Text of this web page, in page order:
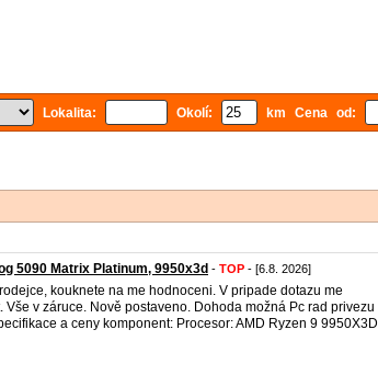
Lokalita: Okolí: km Cena od:
5090 Matrix Platinum, 9950x3d - TOP - [6.8. 2026]
kouknete na me hodnoceni. V pripade dotazu me
Vše v záruce. Nově postaveno. Dohoda možná Pc rad privezu
a ceny komponent: Procesor: AMD Ryzen 9 9950X3D